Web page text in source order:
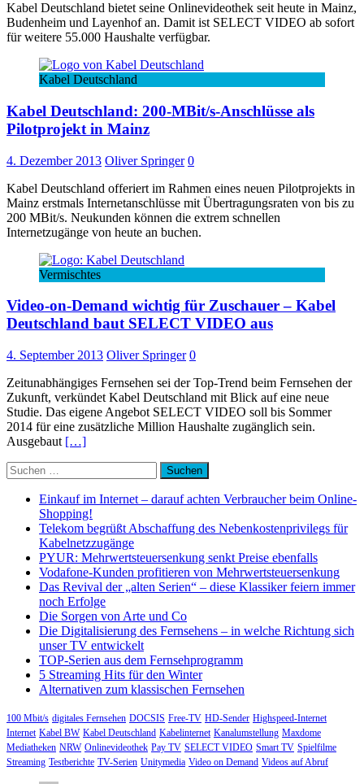
Kabel Deutschland bietet seine Onlinevideothek seit heute in Mainz,
Budenheim und Layenhof an. Damit ist SELECT VIDEO ab sofort
für weitere 55.000 Haushalte verfügbar.
Kabel Deutschland
Kabel Deutschland: 200-MBit/s-Anschlüsse als
Pilotprojekt in Mainz
4. Dezember 2013 Oliver Springer 0
Kabel Deutschland offeriert im Rahmen eines neuen Pilotprojekts in
Mainz erstmals Internetanschlüsse mit Übertragungsraten von bis zu
200 MBit/s. Neukunden können die extrem schnellen
Internetzugänge von heute an buchen.
Vermischtes
Video-on-Demand wichtig für Zuschauer – Kabel
Deutschland baut SELECT VIDEO aus
4. September 2013 Oliver Springer 0
Zeitunabhängiges Fernsehen sei der Top-Trend beim Fernsehen der
Zukunft, verkündet Kabel Deutschland mit Blick auf eine neue
Studie. Das eigene Angebot SELECT VIDEO soll bis Sommer
2014 für eine zusätzliche Million Haushalte zugänglich sein.
Ausgebaut […]
Suchen
nach:
Einkauf im Internet – darauf achten Verbraucher beim Online-
Shopping!
Telekom begrüßt Abschaffung des Nebenkostenprivilegs für
Kabelnetzzugänge
PYUR: Mehrwertsteuersenkung senkt Preise ebenfalls
Vodafone-Kunden profitieren von Mehrwertsteuersenkung
Das Revival der „alten Serien“ – diese Klassiker feiern immer
noch Erfolge
Die Sorgen von Arte und Co
Die Digitalisierung des Fernsehens – in welche Richtung sich
unser TV entwickelt
TOP-Serien aus dem Fernsehprogramm
5 Streaming Hits für den Winter
Alternativen zum klassischen Fernsehen
100 Mbit/s digitales Fernsehen DOCSIS Free-TV HD-Sender Highspeed-Internet
Internet Kabel BW Kabel Deutschland Kabelinternet Kanalumstellung Maxdome
Mediatheken NRW Onlinevideothek Pay TV SELECT VIDEO Smart TV Spielfilme
Streaming Testberichte TV-Serien Unitymedia Video on Demand Videos auf Abruf